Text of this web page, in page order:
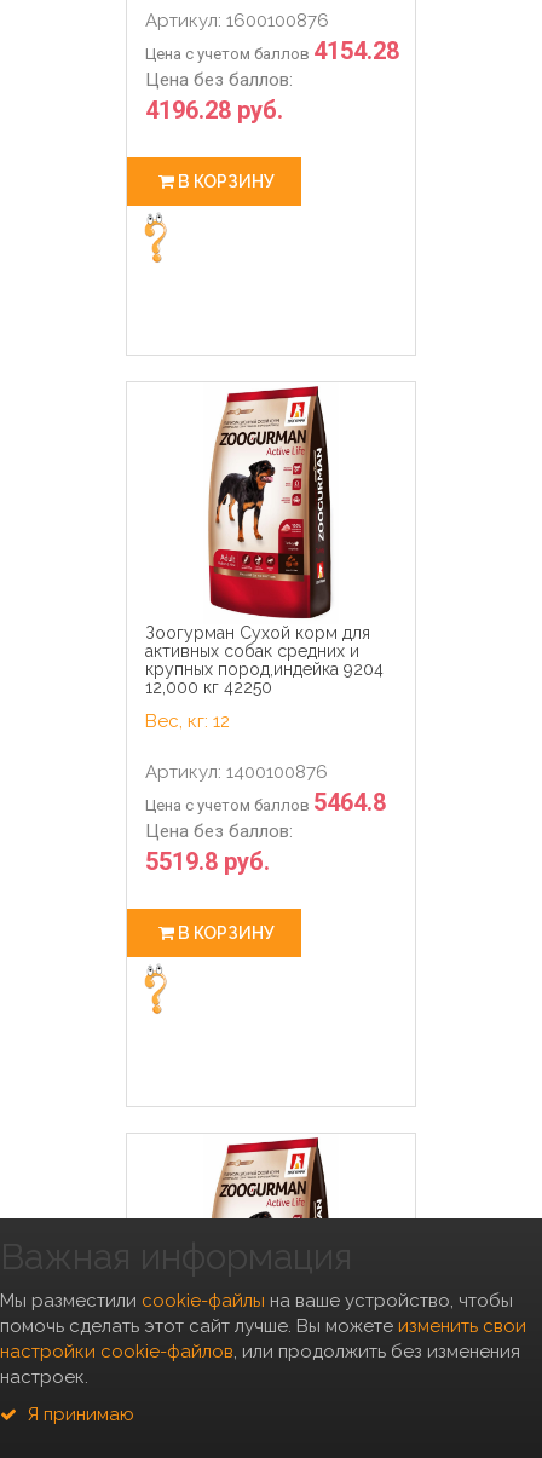
Артикул: 1600100876
Цена с учетом баллов 4154.28
Цена без баллов:
4196.28 руб.
В КОРЗИНУ
Зоогурман Сухой корм для
активных собак средних и
крупных пород,индейка 9204
12,000 кг 42250
Вес, кг: 12
Артикул: 1400100876
Цена с учетом баллов 5464.8
Цена без баллов:
5519.8 руб.
В КОРЗИНУ
Важная информация
Мы разместили cookie-файлы на ваше устройство, чтобы
помочь сделать этот сайт лучше. Вы можете изменить свои
настройки cookie-файлов, или продолжить без изменения
настроек.
Я принимаю